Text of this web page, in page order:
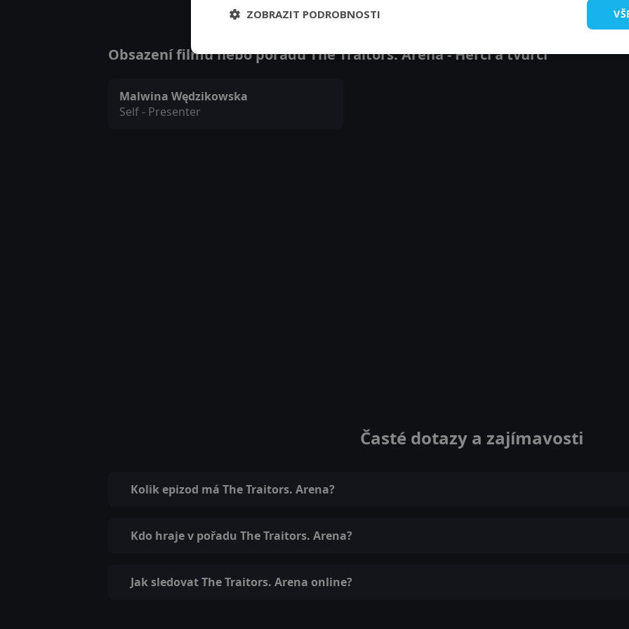
Obsazení filmu nebo pořadu The Traitors. Arena - Herci a tvůrci
Malwina Wędzikowska
Self - Presenter
Časté dotazy a zajímavosti
Kolik epizod má The Traitors. Arena?
Kdo hraje v pořadu The Traitors. Arena?
Jak sledovat The Traitors. Arena online?
ZOBRAZIT PODROBNOSTI